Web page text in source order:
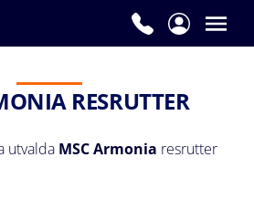
RESRUTTER
utvalda MSC Armonia resrutter